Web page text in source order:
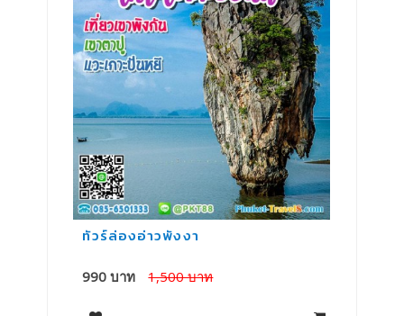
ทัวร์ล่องอ่าวพังงา
990 บาท 1,500 บาท